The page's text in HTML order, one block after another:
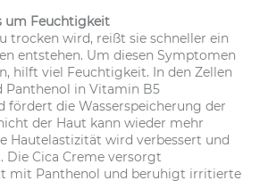
um Feuchtigkeit
trocken wird, reißt sie schneller ein
entstehen. Um diesen Symptomen
hilft viel Feuchtigkeit. In den Zellen
Panthenol in Vitamin B5
fördert die Wasserspeicherung der
der Haut kann wieder mehr
Hautelastizität wird verbessert und
Die Cica Creme versorgt
mit Panthenol und beruhigt irritierte